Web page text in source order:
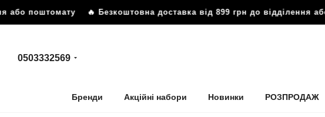
або поштомату🔥 Безкоштовна доставка від 899 грн до відділення
0503332569
Бренди Акційні набори Новинки РОЗПРОДАЖ